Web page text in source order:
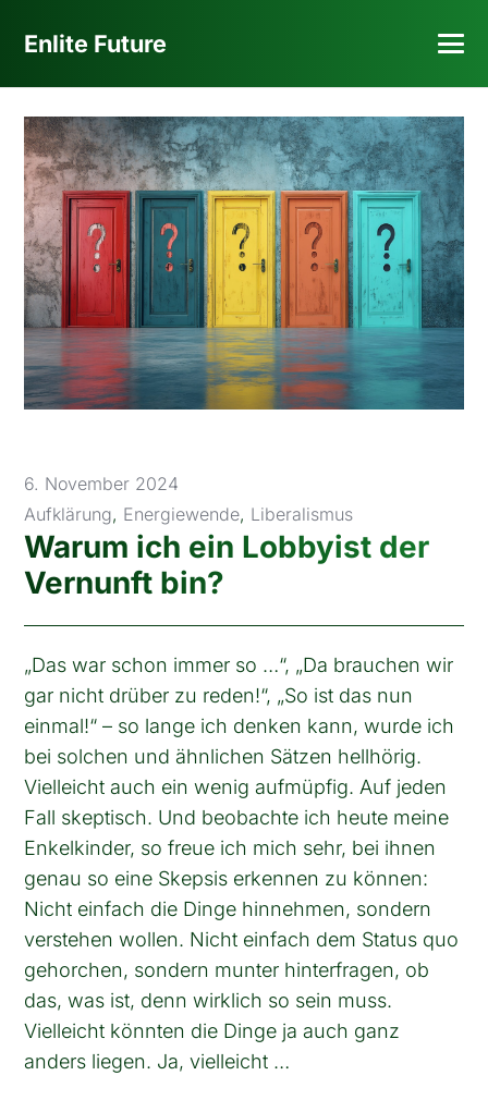
Enlite Future
6. November 2024
Aufklärung, Energiewende, Liberalismus
Warum ich ein Lobbyist der
Vernunft bin?
„Das war schon immer so …“, „Da brauchen wir
gar nicht drüber zu reden!“, „So ist das nun
einmal!“ – so lange ich denken kann, wurde ich
bei solchen und ähnlichen Sätzen hellhörig.
Vielleicht auch ein wenig aufmüpfig. Auf jeden
Fall skeptisch. Und beobachte ich heute meine
Enkelkinder, so freue ich mich sehr, bei ihnen
genau so eine Skepsis erkennen zu können:
Nicht einfach die Dinge hinnehmen, sondern
verstehen wollen. Nicht einfach dem Status quo
gehorchen, sondern munter hinterfragen, ob
das, was ist, denn wirklich so sein muss.
Vielleicht könnten die Dinge ja auch ganz
anders liegen. Ja, vielleicht …